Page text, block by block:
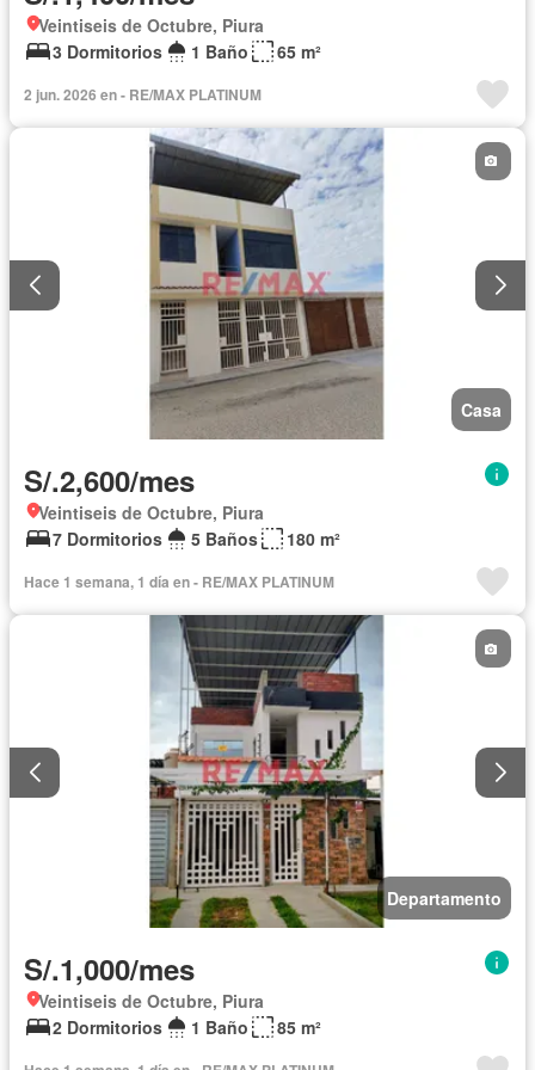
Veintiseis de Octubre, Piura
3 Dormitorios
1 Baño 65 m²
2 jun. 2026 en - RE/MAX PLATINUM
Casa
S/.2,600/mes
Veintiseis de Octubre, Piura
7 Dormitorios
5 Baños 180 m²
Hace 1 semana, 1 día en - RE/MAX PLATINUM
Departamento
S/.1,000/mes
Veintiseis de Octubre, Piura
2 Dormitorios
1 Baño 85 m²